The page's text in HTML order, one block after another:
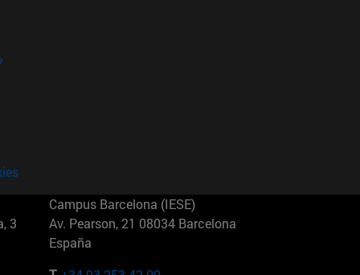
3
Campus Barcelona (IESE)
Av. Pearson, 21 08034 Barcelona
España